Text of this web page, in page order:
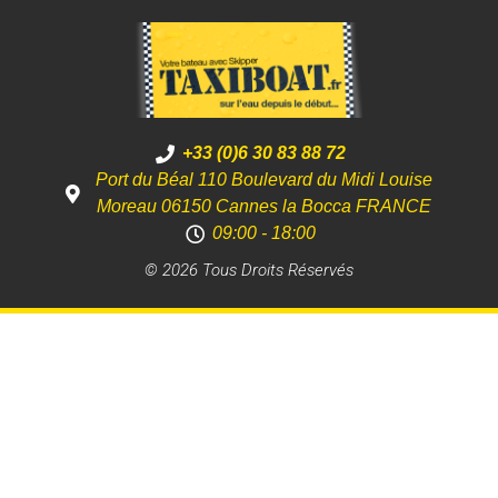
+33 (0)6 30 83 88 72
Port du Béal 110 Boulevard du Midi Louise
Moreau 06150 Cannes la Bocca FRANCE
09:00 - 18:00
© 2026 Tous Droits Réservés